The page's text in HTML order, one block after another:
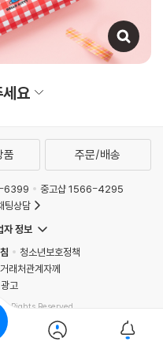
요
품 주문/배송
6399
중고샵 1566-4295
상담
자 정보
청소년보호정책
거래처관계자께
광고
Rights Reserved.